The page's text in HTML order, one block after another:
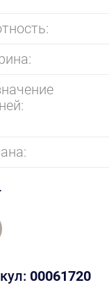
00061720